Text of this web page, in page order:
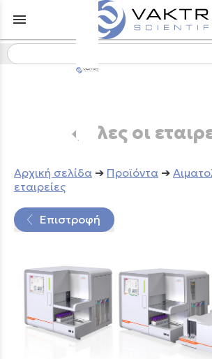
menu
Όλες οι
Aρχική σελίδα ➔ Προϊόντα ➔
εταιρείες
Επιστροφή